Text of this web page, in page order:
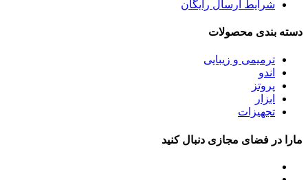
شرایط ارسال رایگان
دسته بندی محصولات
ترمیمی و زیبایی
اندو
پروتز
ابزار
تجهیزات
مارا در فضای مجازی دنبال کنید